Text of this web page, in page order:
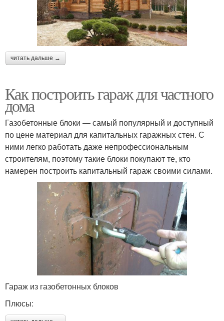
читать дальше →
Как построить гараж для частного
дома
Газобетонные блоки — самый популярный и доступный
по цене материал для капитальных гаражных стен. С
ними легко работать даже непрофессиональным
строителям, поэтому такие блоки покупают те, кто
намерен построить капитальный гараж своими силами.
Гараж из газобетонных блоков
Плюсы: